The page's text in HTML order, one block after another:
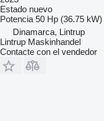
Estado nuevo
Potencia 50 Hp (36.75 kW)
Dinamarca, Lintrup
Lintrup Maskinhandel
Contacte con el vendedor